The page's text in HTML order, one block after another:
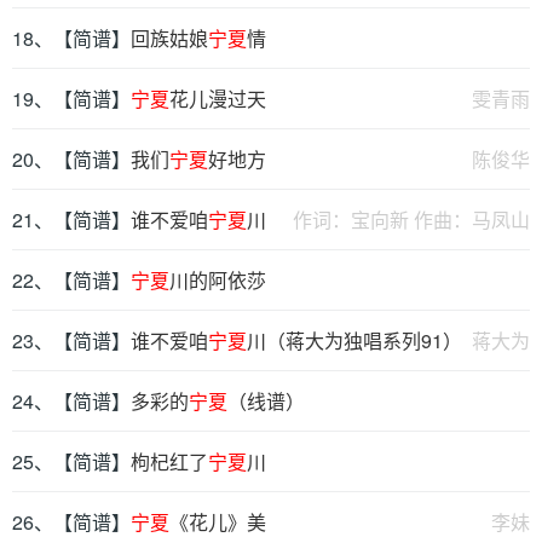
18、【简谱】 回族姑娘宁夏情
雯青雨
19、【简谱】 宁夏花儿漫过天
陈俊华
20、【简谱】 我们宁夏好地方
作词：宝向新 作曲：马凤山
21、【简谱】 谁不爱咱宁夏川
22、【简谱】 宁夏川的阿依莎
蒋大为
23、【简谱】 谁不爱咱宁夏川（蒋大为独唱系列91）
24、【简谱】 多彩的宁夏 （线谱）
25、【简谱】 枸杞红了宁夏川
李妹
26、【简谱】 宁夏 《花儿》美